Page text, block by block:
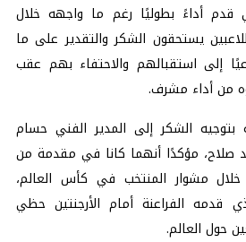
قدم أداءً بطوليًا رغم ما واجهه خلال
يستحقون الشكر والتقدير على ما
إلى استقبالهم والاحتفاء بهم عقب
من أداء مشرف.
بتوجيه الشكر إلى المدير الفني حسام
صلاح، مؤكدًا أنهما كانا في مقدمة من
خلال مشوار المنتخب في كأس العالم،
قدمه الفراعنة أمام الأرجنتين حظي
حول العالم.